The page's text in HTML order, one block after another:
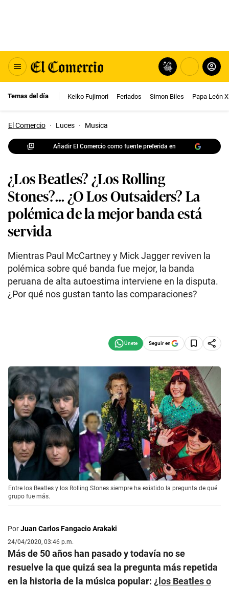
Temas del día Keiko Fujimori Feriados Simon Biles Papa León
El Comercio · Luces · Musica
Añadir El Comercio como fuente preferida en
¿Los Beatles? ¿Los Rolling
Stones?... ¿O Los Outsaiders? La
polémica de la mejor banda está
servida
Mientras Paul McCartney y Mick Jagger reviven la
polémica sobre qué banda fue mejor, la banda
peruana de alta autoestima interviene en la disputa.
¿Por qué nos gustan tanto las comparaciones?
Seguir en
Entre los Beatles y los Rolling Stones siempre ha existido la pregunta de qué
grupo fue más.
PorJuan Carlos Fangacio Arakaki
24/04/2020, 03:46 p.m.
Más de 50 años han pasado y todavía no se
resuelve la que quizá sea la pregunta más repetida
en la historia de la música popular: ¿los Beatles o